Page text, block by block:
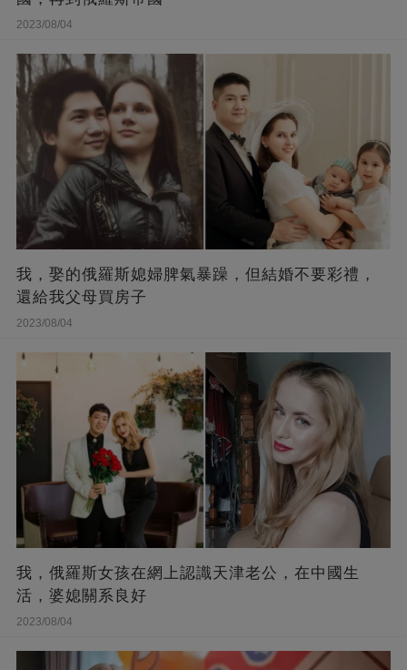
2023/08/04
我，娶的俄羅斯媳婦脾氣暴躁，但結婚不要彩禮，
還給我父母買房子
2023/08/04
我，俄羅斯女孩在網上認識天津老公，在中國生
活，婆媳關系良好
2023/08/04